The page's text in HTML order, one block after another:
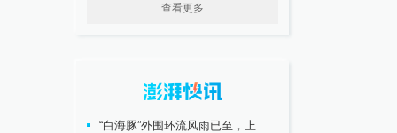
查看更多
“白海豚”外围环流风雨已至，上